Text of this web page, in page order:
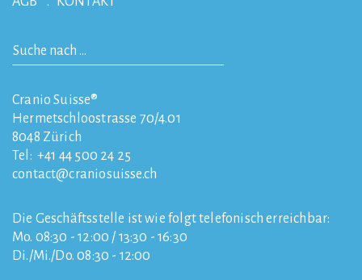
Cranio Suisse®
Hermetschloostrasse 70/4.01
8048 Zürich
Tel: +41 44 500 24 25
contact
craniosuisse.ch
Die Geschäftsstelle ist wie folgt telefonisch erreichbar:
Mo. 08:30 - 12:00 / 13:30 - 16:30
Di./Mi./Do. 08:30 - 12:00